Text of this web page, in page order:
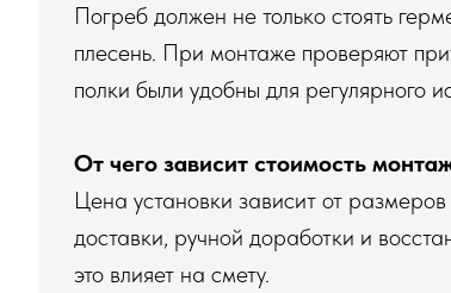
Погреб должен не только стоять
плесень. При монтаже проверяют
полки были удобны для регулярного
От чего зависит стоимость
Цена установки зависит от
доставки, ручной доработки и
это влияет на смету.